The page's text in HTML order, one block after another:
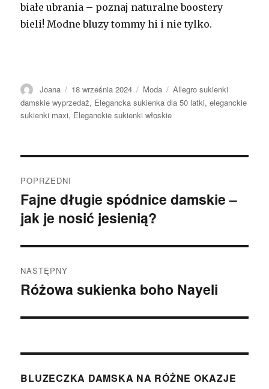
białe ubrania – poznaj naturalne boostery
bieli! Modne bluzy tommy hi i nie tylko.
Autor
Joana Opublikowano
18 września 2024 Kategorie
Moda Tagi
Allegro sukienki
damskie wyprzedaż, Elegancka sukienka dla 50 latki,eleganckie
sukienki maxi, Eleganckie sukienki włoskie
wpisu
POPRZEDNI
Poprzedni
wpis:
Fajne długie spódnice damskie –
jak je nosić jesienią?
NASTĘPNY
Następny
Różowa sukienka boho Nayeli
BLUZECZKA DAMSKA NA RÓŻNE OKAZJE